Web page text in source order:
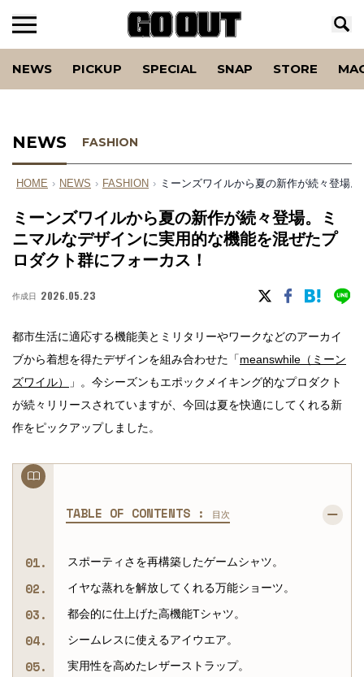
NEWS PICKUP SPECIAL SNAP STORE
NEWS FASHION
HOME › NEWS › FASHION › ミーンズワイルから夏の新作が続々登場
ミーンズワイルから夏の新作が続々登場。ミ
ニマルなデザインに実用的な機能を混ぜたプ
ロダクト群にフォーカス！
作成日 2026.05.23
都市生活に適応する機能美とミリタリーやワークなどのアーカイ
ブから着想を得たデザインを組み合わせた「meanswhile（ミーン
ズワイル）
」。今シーズンもエポックメイキング的なプロダクト
が続々リリースされていますが、今回は夏を快適にしてくれる新
作をピックアップしました。
TABLE OF CONTENTS : 目次
スポーティさを再構築したゲームシャツ。
イヤな蒸れを解放してくれる万能ショーツ。
都会的に仕上げた高機能Tシャツ。
シームレスに使えるアイウエア。
実用性を高めたレザーストラップ。